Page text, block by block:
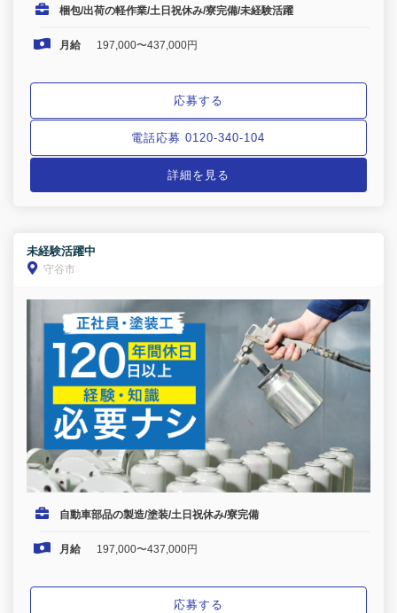
梱包/出荷の軽作業/土日祝休み/寮完備/未経験活躍
月給 197,000〜437,000円
応募する
電話応募 0120-340-104
詳細を見る
未経験活躍中
守谷市
自動車部品の製造/塗装/土日祝休み/寮完備
月給 197,000〜437,000円
応募する